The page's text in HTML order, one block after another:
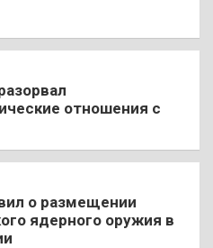
отношения с
о размещении
ядерного оружия в